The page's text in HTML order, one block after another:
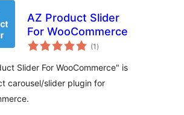
AZ Product Slider
For WooCommerce
(1 ຄະແນນ
ທັງໝົດ
)
Slider For WooCommerce" is
carousel/slider plugin for